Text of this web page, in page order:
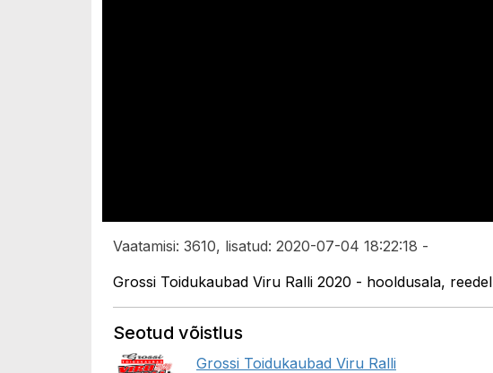
Vaatamisi: 3610, lisatud: 2020-07-04 18:22:18 -
Grossi Toidukaubad Viru Ralli 2020 - hooldusala, reedel
Seotud võistlus
Grossi Toidukaubad Viru Ralli